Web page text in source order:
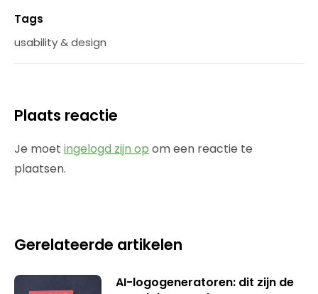
Tags
usability & design
Plaats reactie
Je moet ingelogd zijn op om een reactie te
plaatsen.
Gerelateerde artikelen
AI-logogeneratoren: dit zijn de